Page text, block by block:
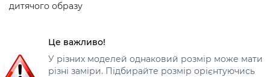
дитячого образу
Це важливо!
У різних моделей однаковий розмір може мати
різні заміри. Підбирайте розмір орієнтуючись